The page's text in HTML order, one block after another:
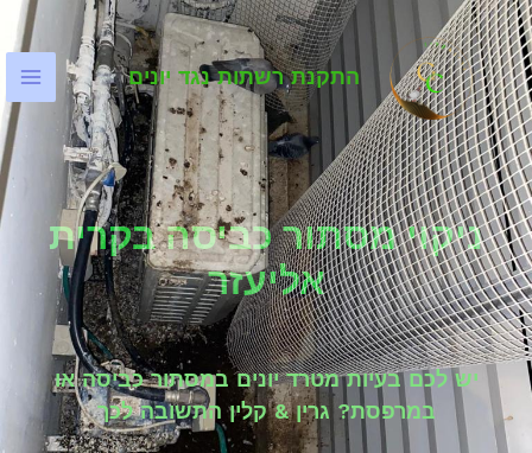
התקנת רשתות נגד יונים
ניקוי מסתור כביסה בקרית
אליעזר
יש לכם בעיות מטרד יונים במסתור כביסה או
במרפסת? גרין & קלין התשובה לכך